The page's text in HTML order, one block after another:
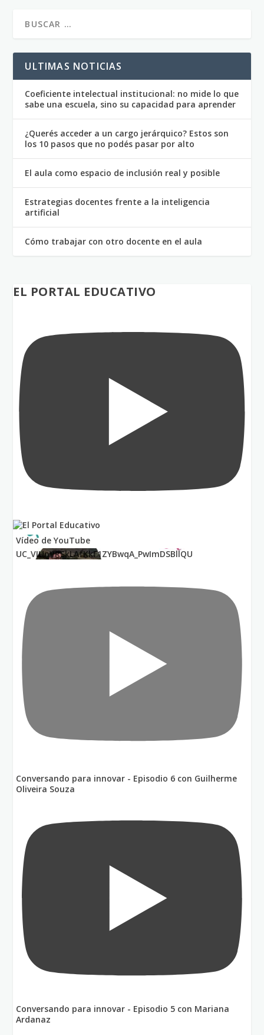
ULTIMAS NOTICIAS
Coeficiente intelectual institucional: no mide lo que
sabe una escuela, sino su capacidad para aprender
¿Querés acceder a un cargo jerárquico? Estos son
los 10 pasos que no podés pasar por alto
El aula como espacio de inclusión real y posible
Estrategias docentes frente a la inteligencia
artificial
Cómo trabajar con otro docente en el aula
EL PORTAL EDUCATIVO
Vídeo de YouTube
UC_VIUnVRSkLAfKkF1ZYBwqA_PwImDSBllQU
Conversando para innovar - Episodio 6 con Guilherme
Oliveira Souza
Conversando para innovar - Episodio 5 con Mariana
Ardanaz